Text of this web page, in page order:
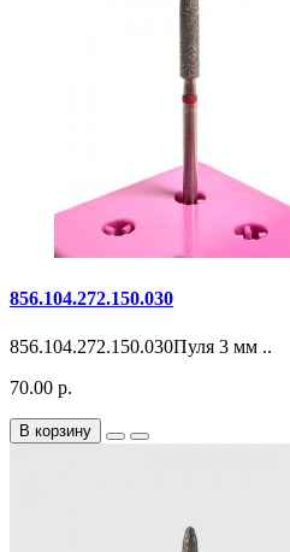
856.104.272.150.030
856.104.272.150.030Пуля 3 мм ..
70.00 р.
В корзину